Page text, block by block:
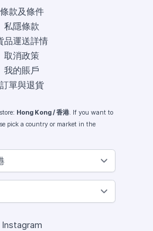
條款及條件
私隱條款
品運送詳情
取消政策
我的賬戶
訂單與退貨
Hong Kong / 香港. If you want to
pick a country or market in the
Instagram